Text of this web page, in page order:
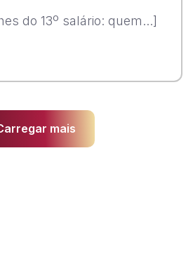
do 13º salário: quem...]
mais